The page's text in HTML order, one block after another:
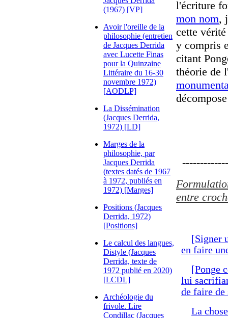
(1967) [VP]
Avoir l'oreille de la
philosophie (entretien
de Jacques Derrida
avec Lucette Finas
pour la Quinzaine
Littéraire du 16-30
novembre 1972)
[AODLP]
La Dissémination
(Jacques Derrida,
1972) [LD]
Marges de la
philosophie, par
Jacques Derrida
(textes datés de 1967
à 1972, publiés en
1972) [Marges]
Positions (Jacques
Derrida, 1972)
[Positions]
Le calcul des langues,
Distyle (Jacques
Derrida, texte de
1972 publié en 2020)
[LCDL]
Archéologie du
frivole. Lire
Condillac (Jacques
l'écriture
mon nom,
cette
y compris
citant
théorie de
entre
[Signer
en faire
[Ponge
lui
de faire de
La